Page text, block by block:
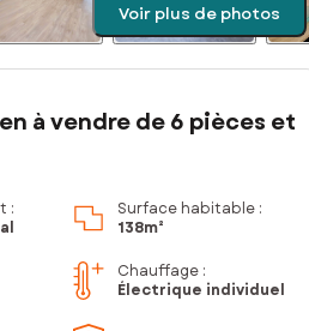
Voir plus de photos
à vendre de 6 pièces et
:
Surface habitable :
138m²
Chauffage :
Électrique individuel